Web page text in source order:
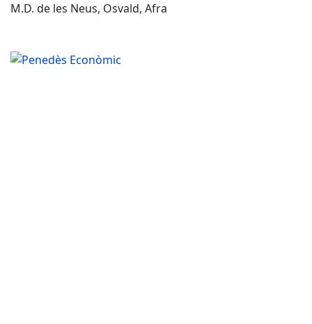
M.D. de les Neus, Osvald, Afra